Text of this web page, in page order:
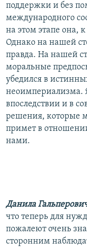
поддержки и без
международного
на этом этапе она,
Однако на нашей
правда. На нашей
моральные
убедился в
неоимпериализма.
впоследствии и в
решения, которые
примет в
нами.
Данила
что теперь для
пожалеют очень
сторонним